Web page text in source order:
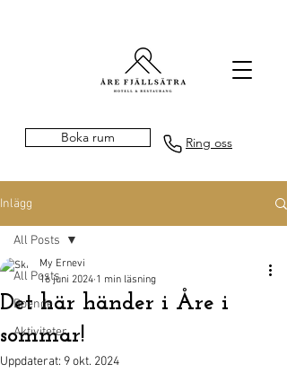
Boka rum Ring oss
Inlägg
All Posts
Boende
Aktiviteter
All Posts
Det här händer i Åre i
sommar!
My Ernevi
16 juni 2024 1 min läsning
Uppdaterat: 9 okt. 2024